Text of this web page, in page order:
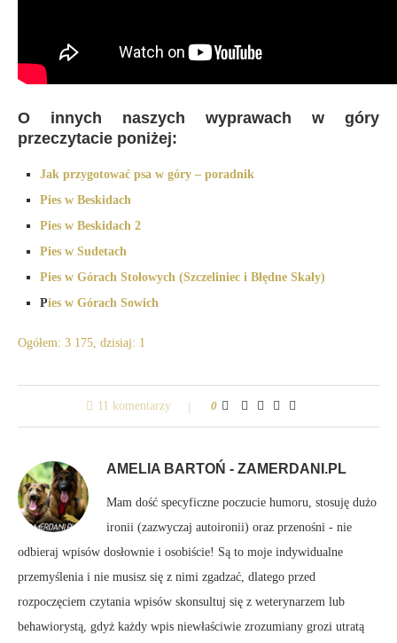
O innych naszych wyprawach w góry
przeczytacie poniżej:
Jak przygotować psa w góry – poradnik
Pies w Beskidach
Pies w Beskidach 2
Pies w Sudetach
Pies w Górach Stołowych (Szczeliniec i Błędne Skały)
Pies w Górach Sowich
Ogółem: 3 175, dzisiaj: 1
11 komentarzy 0
AMELIA BARTOŃ - ZAMERDANI.PL
Mam dość specyficzne poczucie humoru, stosuję dużo
ironii (zazwyczaj autoironii) oraz przenośni - nie
odbieraj wpisów dosłownie i osobiście! Są to moje indywidualne
przemyślenia i nie musisz się z nimi zgadzać, dlatego przed
rozpoczęciem czytania wpisów skonsultuj się z weterynarzem lub
behawiorystą, gdyż każdy wpis niewłaściwie zrozumiany grozi utratą